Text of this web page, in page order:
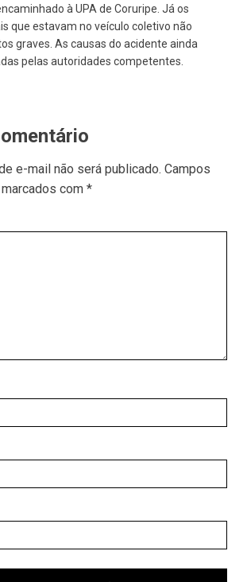
à UPA de Coruripe. Já os
que estavam no veículo coletivo não
graves. As causas do acidente ainda
pelas autoridades competentes.
e-mail não será publicado. Campos
com *